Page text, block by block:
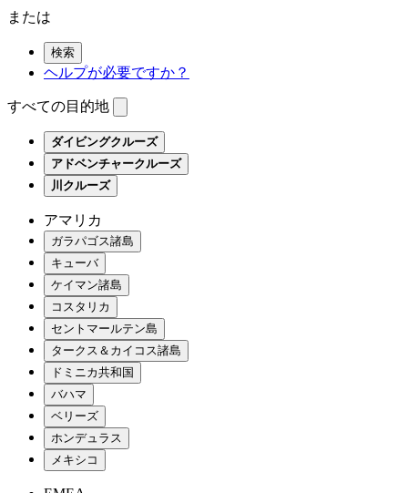
または
検索
ヘルプが必要ですか？
すべての目的地
ダイビングクルーズ
アドベンチャークルーズ
川クルーズ
アマリカ
ガラパゴス諸島
キューバ
ケイマン諸島
コスタリカ
セントマールテン島
タークス＆カイコス諸島
ドミニカ共和国
バハマ
ベリーズ
ホンデュラス
メキシコ